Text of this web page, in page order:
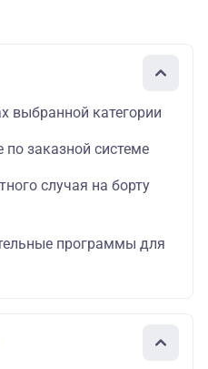
выбранной категории
по заказной системе
случая на борту
программы для